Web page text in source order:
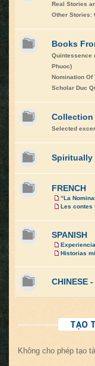
Real Stories
Other Stories:
Books
Quintessence
Phuoc)
Nomination Of
Scholar Duc
Collection
Selected
Spiritually
FRENCH
“La
Les contes
SPANISH
Historias
CHINESE
TẠO
Không cho phép tạo